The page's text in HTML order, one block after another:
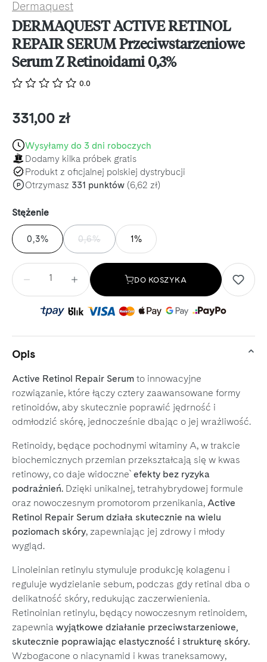
Dermaquest
DERMAQUEST ACTIVE RETINOL
REPAIR SERUM Przeciwstarzeniowe
Serum Z Retinoidami 0,3%
0.0
Cena regularna:
331,00 zł
Wysyłamy do 3 dni roboczych
Dodamy kilka próbek gratis
Produkt z oficjalnej polskiej dystrybucji
P Otrzymasz 331 punktów (6,62 zł)
Wybierz
Stężenie
0,3% 0,6%(TA OPCJA JEST OBECNIE NIEDOSTĘPNA.)
1%
Ilość
DO KOSZYKA
Opis
Active Retinol Repair Serum to innowacyjne
rozwiązanie, które łączy cztery zaawansowane formy
retinoidów, aby skutecznie poprawić jędrność i
odmłodzić skórę, jednocześnie dbając o jej wrażliwość.
Retinoidy, będące pochodnymi witaminy A, w trakcie
biochemicznych przemian przekształcają się w kwas
retinowy, co daje widoczne` efekty bez ryzyka
podrażnień. Dzięki unikalnej, tetrahybrydowej formule
oraz nowoczesnym promotorom przenikania, Active
Retinol Repair Serum działa skutecznie na wielu
poziomach skóry, zapewniając jej zdrowy i młody
wygląd.
Linoleinian retinylu stymuluje produkcję kolagenu i
reguluje wydzielanie sebum, podczas gdy retinal dba o
delikatność skóry, redukując zaczerwienienia.
Retinoinian retinylu, będący nowoczesnym retinoidem,
zapewnia wyjątkowe działanie przeciwstarzeniowe,
skutecznie poprawiając elastyczność i strukturę skóry.
Wzbogacone o niacynamid i kwas traneksamowy,